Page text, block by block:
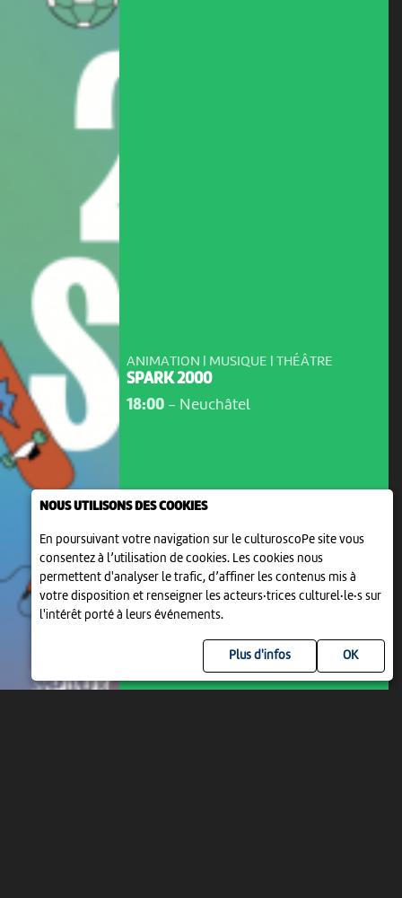
NOUS UTILISONS DES COOKIES
En poursuivant votre navigation sur le culturoscoPe site vous
consentez à l’utilisation de cookies. Les cookies nous
permettent d'analyser le trafic, d’affiner les contenus mis à
votre disposition et renseigner les acteurs·trices culturel·le·s sur
l'intérêt porté à leurs événements.
Plus d'infos
ANIMATION | MUSIQUE | THÉÂTRE
SPARK 2000
18:00- Neuchâtel